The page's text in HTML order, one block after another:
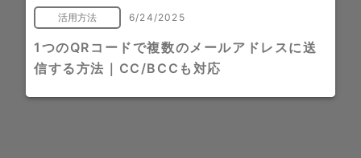
活用方法 6/24/2025
1つのQRコードで複数のメールアドレスに送
信する方法｜CC/BCCも対応